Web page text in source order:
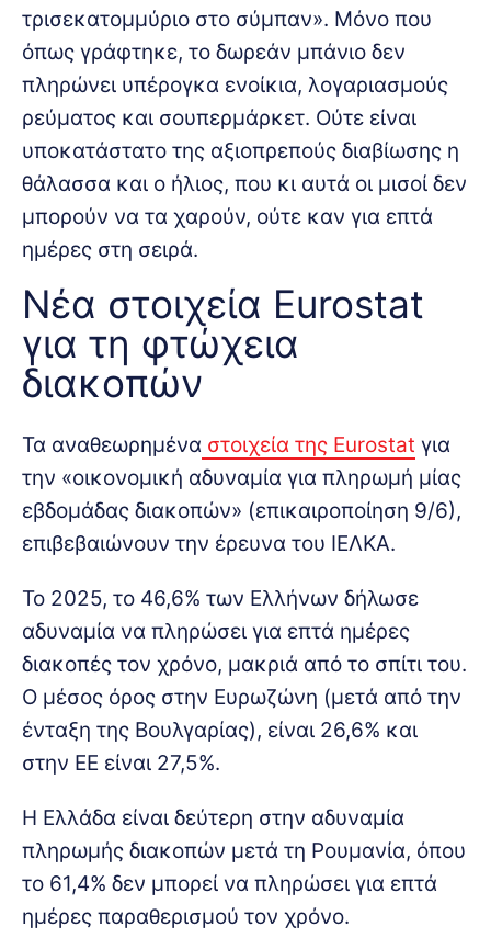
τρισεκατομμύριο στο σύμπαν». Μόνο που
όπως γράφτηκε, το δωρεάν μπάνιο δεν
πληρώνει υπέρογκα ενοίκια, λογαριασμούς
ρεύματος και σουπερμάρκετ. Ούτε είναι
υποκατάστατο της αξιοπρεπούς διαβίωσης η
θάλασσα και ο ήλιος, που κι αυτά οι μισοί δεν
μπορούν να τα χαρούν, ούτε καν για επτά
ημέρες στη σειρά.
Νέα στοιχεία Eurostat
για τη φτώχεια
διακοπών
Τα αναθεωρημένα στοιχεία της Εurostat για
την «οικονομική αδυναμία για πληρωμή μίας
εβδομάδας διακοπών» (επικαιροποίηση 9/6),
επιβεβαιώνουν την έρευνα του ΙΕΛΚΑ.
Το 2025, το 46,6% των Ελλήνων δήλωσε
αδυναμία να πληρώσει για επτά ημέρες
διακοπές τον χρόνο, μακριά από το σπίτι του.
Ο μέσος όρος στην Ευρωζώνη (μετά από την
ένταξη της Βουλγαρίας), είναι 26,6% και
στην ΕΕ είναι 27,5%.
Η Ελλάδα είναι δεύτερη στην αδυναμία
πληρωμής διακοπών μετά τη Ρουμανία, όπου
το 61,4% δεν μπορεί να πληρώσει για επτά
ημέρες παραθερισμού τον χρόνο.